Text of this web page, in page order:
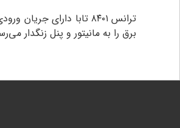
برق را به مانیتور و پنل زنگدار